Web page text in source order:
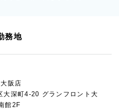
務地
阪店
深町4-20 グランフロント大
館2F